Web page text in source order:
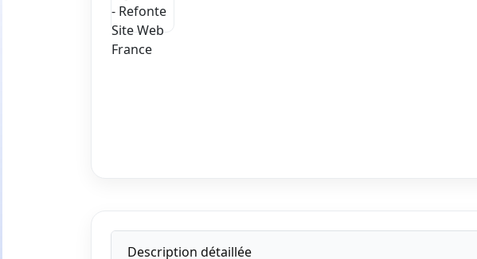
Description détaillée